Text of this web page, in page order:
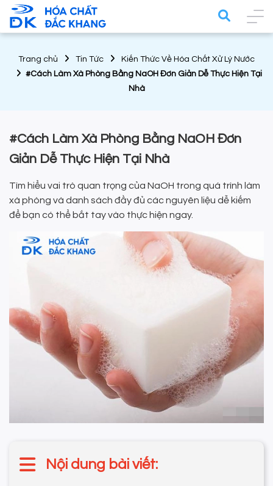
Trang chủ Tin Tức
Kiến Thức Về Hóa Chất Xử Lý Nước
#Cách Làm Xà Phòng Bằng NaOH Đơn Giản Dễ Thực Hiện Tại
Nhà
#Cách Làm Xà Phòng Bằng NaOH Đơn
Giản Dễ Thực Hiện Tại Nhà
Tìm hiểu vai trò quan trọng của NaOH trong quá trình làm
xà phòng và danh sách đầy đủ các nguyên liệu dễ kiếm
để bạn có thể bắt tay vào thực hiện ngay.
Nội dung bài viết: